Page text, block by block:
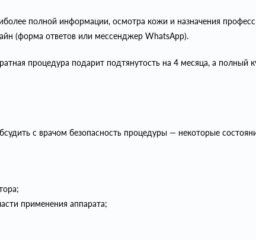
полной информации, осмотра кожи и назначения
(форма ответов или мессенджер WhatsApp).
процедура подарит подтянутость на 4 месяца, а полный
с врачом безопасность процедуры — некоторые
применения аппарата;